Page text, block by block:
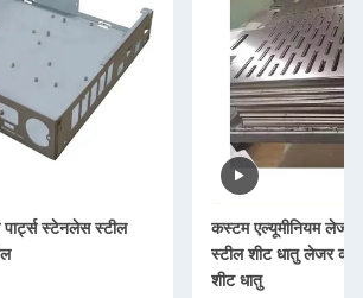
स्टेनलेस स्टील
कस्टम एल्यूमीनियम लेजर
स्टील शीट धातु लेजर
शीट धातु